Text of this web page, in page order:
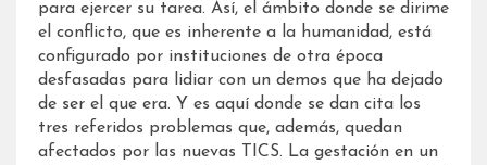
para ejercer su tarea. Así, el ámbito donde se dirime
el conflicto, que es inherente a la humanidad, está
configurado por instituciones de otra época
desfasadas para lidiar con un demos que ha dejado
de ser el que era. Y es aquí donde se dan cita los
tres referidos problemas que, además, quedan
afectados por las nuevas TICS. La gestación en un